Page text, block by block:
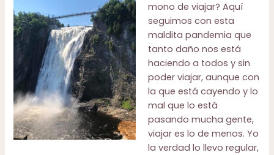
consejos
mono de viajar? Aquí
seguimos con esta
maldita pandemia que
tanto daño nos está
haciendo a todos y sin
poder viajar, aunque con
la que está cayendo y lo
mal que lo está
pasando mucha gente,
viajar es lo de menos. Yo
la verdad lo llevo regular,